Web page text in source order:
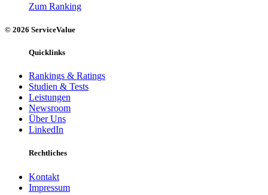
Zum Ranking
© 2026 ServiceValue
Quicklinks
Rankings & Ratings
Studien & Tests
Leistungen
Newsroom
Über Uns
LinkedIn
Rechtliches
Kontakt
Impressum